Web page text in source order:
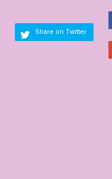
Share on Twitter